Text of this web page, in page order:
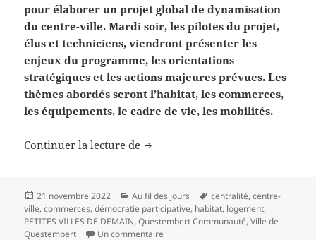
pour élaborer un projet global de dynamisation
du centre-ville. Mardi soir, les pilotes du projet,
élus et techniciens, viendront présenter les
enjeux du programme, les orientations
stratégiques et les actions majeures prévues. Les
thèmes abordés seront l’habitat, les commerces,
les équipements, le cadre de vie, les mobilités.
Continuer la lecture de Cœur de ville : réunion publique
Publié
le
21 novembre 2022 Catégories
Au fil des jours
Mots-
clés
centralité,centre-
ville,commerces,démocratie participative, habitat, logement,
PETITES VILLES DE DEMAIN,Questembert Communauté,Ville de
Questembert
Un commentaire